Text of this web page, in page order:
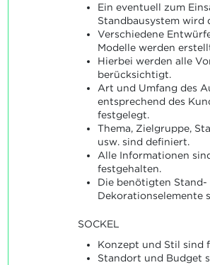
Ein eventuell zum
Standbausystem wird
Verschiedene
Modelle werden
Hierbei werden alle
berücksichtigt.
Art und Umfang des
entsprechend des
festgelegt.
Thema, Zielgruppe,
usw. sind definiert.
Alle Informationen
festgehalten.
Die benötigten Stand-
Dekorationselemente
SOCKEL
Konzept und Stil sind
Standort und Budget